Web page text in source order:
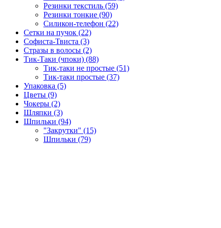
Резинки текстиль (59)
Резинки тонкие (90)
Силикон-телефон (22)
Сетки на пучок (22)
Софиста-Твиста (3)
Стразы в волосы (2)
Тик-Таки (чпоки) (88)
Тик-таки не простые (51)
Тик-таки простые (37)
Упаковка (5)
Цветы (9)
Чокеры (2)
Шляпки (3)
Шпильки (94)
"Закрутки" (15)
Шпильки (79)